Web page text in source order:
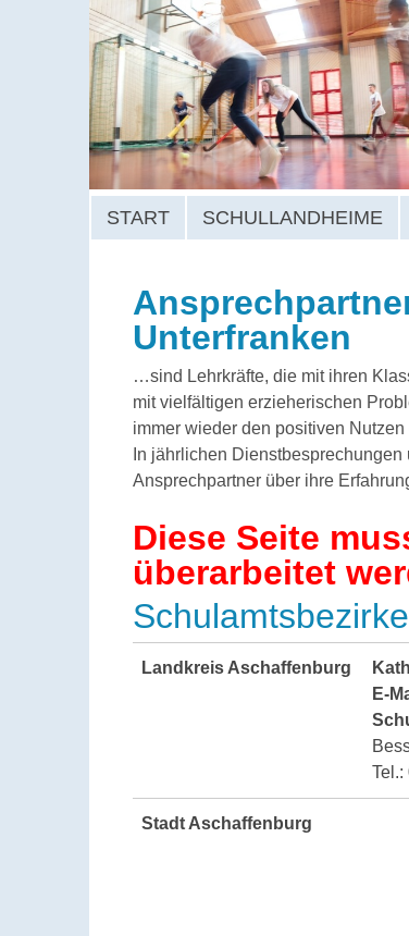
START SCHULLANDHEIME
Unterfranken
…sind Lehrkräfte, die mit ihren
mit vielfältigen erzieherischen
immer wieder den positiven
In jährlichen
Ansprechpartner über ihre
Diese Seite
überarbeitet
Landkreis Aschaffenburg
E-
Stadt Aschaffenburg